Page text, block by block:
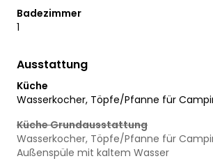
Badezimmer
1
Ausstattung
Küche
Wasserkocher, Töpfe/Pfanne für
Küche Grundausstattung
Wasserkocher, Töpfe/Pfanne für
Außenspüle mit kaltem Wasser